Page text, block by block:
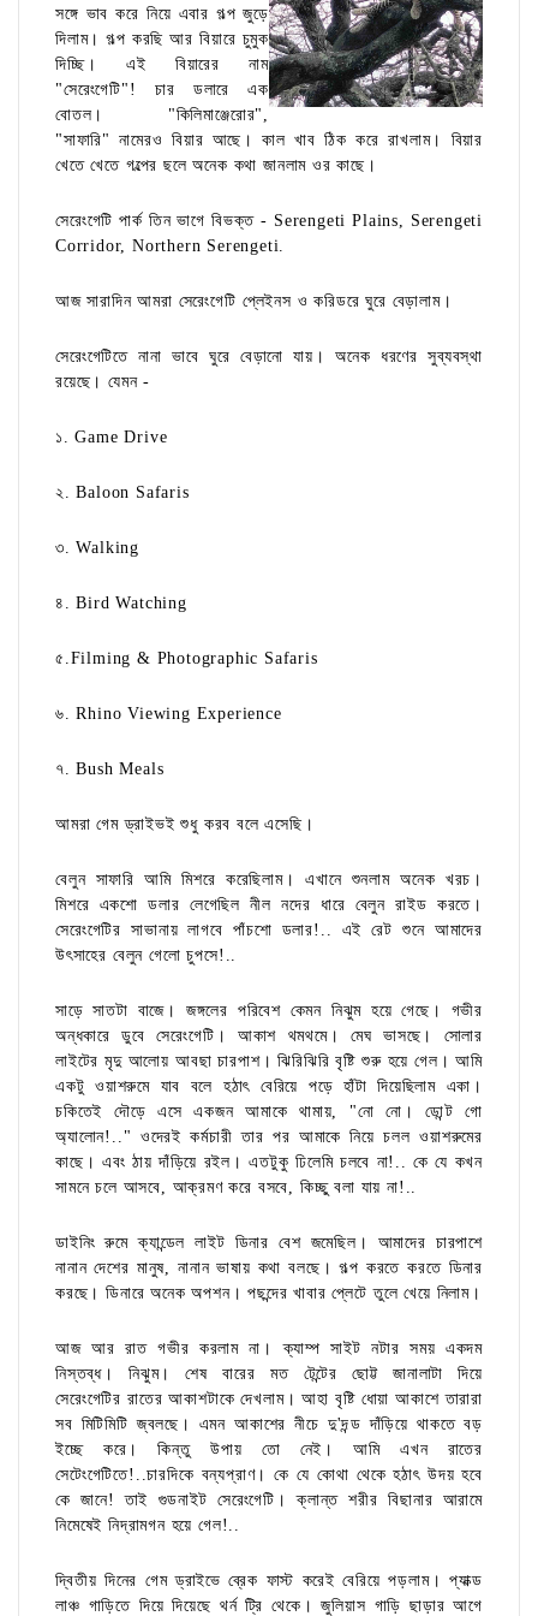
সঙ্গে ভাব করে নিয়ে এবার গল্প জুড়ে
দিলাম। গল্প করছি আর বিয়ারে চুমুক
দিচ্ছি। এই বিয়ারের নাম
"সেরেংগেটি"! চার ডলারে এক
বোতল। "কিলিমাঞ্জেরোর",
"সাফারি" নামেরও বিয়ার আছে। কাল খাব ঠিক করে রাখলাম। বিয়ার
খেতে খেতে গল্পের ছলে অনেক কথা জানলাম ওর কাছে।
সেরেংগেটি পার্ক তিন ভাগে বিভক্ত - Serengeti Plains, Serengeti
Corridor, Northern Serengeti.
আজ সারাদিন আমরা সেরেংগেটি প্লেইনস ও করিডরে ঘুরে বেড়ালাম।
সেরেংগেটিতে নানা ভাবে ঘুরে বেড়ানো যায়। অনেক ধরণের সুব্যবস্থা
রয়েছে। যেমন -
১. Game Drive
২. Baloon Safaris
৩. Walking
৪. Bird Watching
৫.Filming & Photographic Safaris
৬. Rhino Viewing Experience
৭. Bush Meals
আমরা গেম ড্রাইভই শুধু করব বলে এসেছি।
বেলুন সাফারি আমি মিশরে করেছিলাম। এখানে শুনলাম অনেক খরচ।
মিশরে একশো ডলার লেগেছিল নীল নদের ধারে বেলুন রাইড করতে।
সেরেংগেটির সাভানায় লাগবে পাঁচশো ডলার!.. এই রেট শুনে আমাদের
উৎসাহের বেলুন গেলো চুপসে!..
সাড়ে সাতটা বাজে। জঙ্গলের পরিবেশ কেমন নিঝুম হয়ে গেছে। গভীর
অন্ধকারে ডুবে সেরেংগেটি। আকাশ থমথমে। মেঘ ভাসছে। সোলার
লাইটের মৃদু আলোয় আবছা চারপাশ। ঝিরিঝিরি বৃষ্টি শুরু হয়ে গেল। আমি
একটু ওয়াশরুমে যাব বলে হঠাৎ বেরিয়ে পড়ে হাঁটা দিয়েছিলাম একা।
চকিতেই দৌড়ে এসে একজন আমাকে থামায়, "নো নো। ডোন্ট গো
অ্যালোন!.." ওদেরই কর্মচারী তার পর আমাকে নিয়ে চলল ওয়াশরুমের
কাছে। এবং ঠায় দাঁড়িয়ে রইল। এতটুকু ঢিলেমি চলবে না!.. কে যে কখন
সামনে চলে আসবে, আক্রমণ করে বসবে, কিচ্ছু বলা যায় না!..
ডাইনিং রুমে ক্যান্ডেল লাইট ডিনার বেশ জমেছিল। আমাদের চারপাশে
নানান দেশের মানুষ, নানান ভাষায় কথা বলছে। গল্প করতে করতে ডিনার
করছে। ডিনারে অনেক অপশন। পছন্দের খাবার প্লেটে তুলে খেয়ে নিলাম।
আজ আর রাত গভীর করলাম না। ক্যাম্প সাইট নটার সময় একদম
নিস্তব্ধ। নিঝুম। শেষ বারের মত টেন্টের ছোট্ট জানালাটা দিয়ে
সেরেংগেটির রাতের আকাশটাকে দেখলাম। আহা বৃষ্টি ধোয়া আকাশে তারারা
সব মিটিমিটি জ্বলছে। এমন আকাশের নীচে দু'দন্ড দাঁড়িয়ে থাকতে বড়
ইচ্ছে করে। কিন্তু উপায় তো নেই। আমি এখন রাতের
সেটেংগেটিতে!..চারদিকে বন্যপ্রাণ। কে যে কোথা থেকে হঠাৎ উদয় হবে
কে জানে! তাই গুডনাইট সেরেংগেটি। ক্লান্ত শরীর বিছানার আরামে
নিমেষেই নিদ্রামগন হয়ে গেল!..
দ্বিতীয় দিনের গেম ড্রাইভে ব্রেক ফাস্ট করেই বেরিয়ে পড়লাম। প্যাক্ড
লাঞ্চ গাড়িতে দিয়ে দিয়েছে থর্ন ট্রি থেকে। জুলিয়াস গাড়ি ছাড়ার আগে